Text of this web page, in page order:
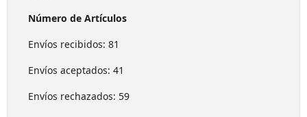
Número de Artículos
Envíos recibidos: 81
Envíos aceptados: 41
Envíos rechazados: 59